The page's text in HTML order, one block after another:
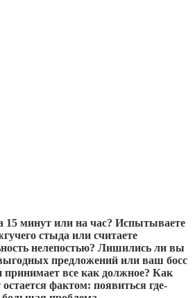
15 минут или на час? Испытываете
стыда или считаете
нелепостью? Лишились ли вы
предложений или ваш босс
принимает все как должное? Как
фактом: появиться где-